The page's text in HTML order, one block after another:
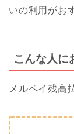
いの利用がお
こんな人に
メルペイ残高